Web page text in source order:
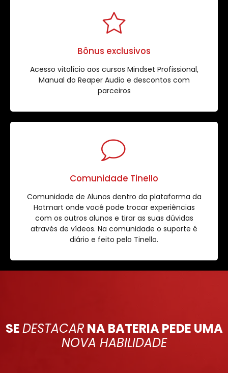
Bônus exclusivos
Acesso vitalício aos cursos Mindset Profissional,
Manual do Reaper Audio e descontos com
parceiros
Comunidade Tinello
Comunidade de Alunos dentro da plataforma da
Hotmart onde você pode trocar experiências
com os outros alunos e tirar as suas dúvidas
através de vídeos. Na comunidade o suporte é
diário e feito pelo Tinello.
SEDESTACAR NA BATERIA PEDE UMA
NOVA HABILIDADE